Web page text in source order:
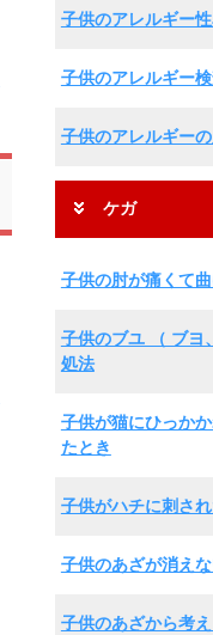
子供のアレルギー
子供のアレルギー
子供のアレルギー
ケガ
子供の肘が痛くて
子供のブユ （ ブヨ
処法
子供が猫にひっか
たとき
子供がハチに刺さ
子供のあざが消え
子供のあざから考